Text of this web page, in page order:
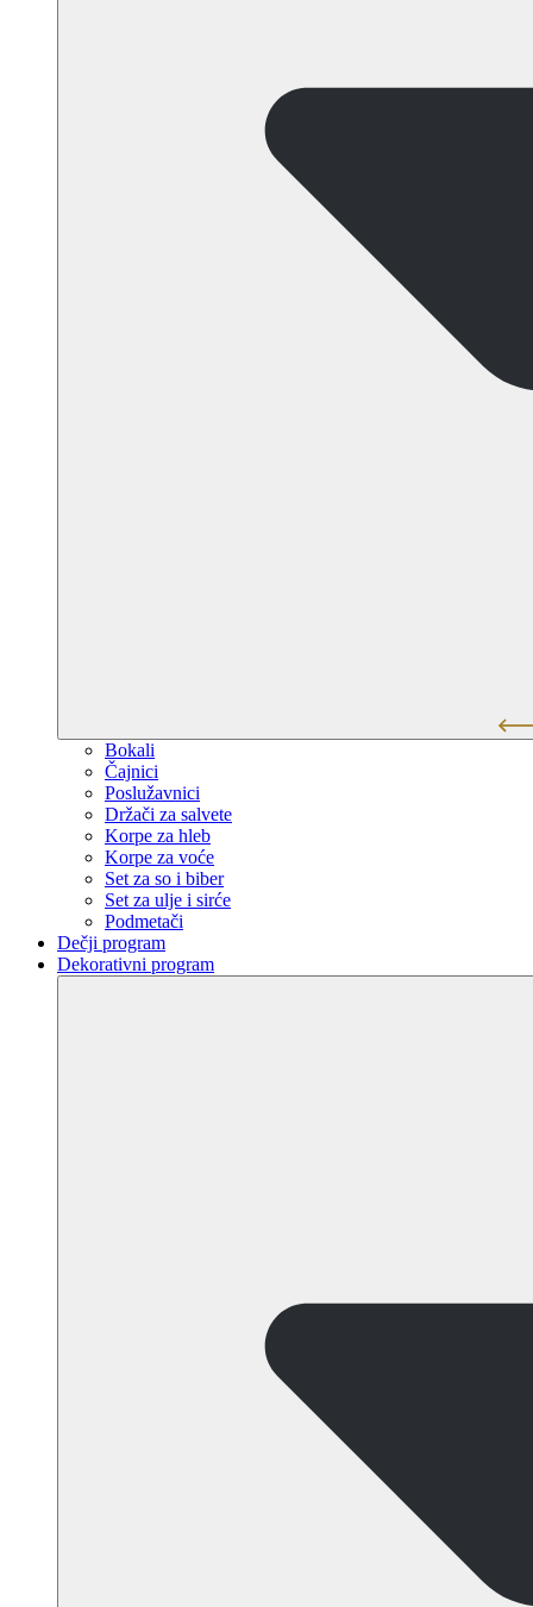
Bokali
Čajnici
Poslužavnici
Držači za salvete
Korpe za hleb
Korpe za voće
Set za so i biber
Set za ulje i sirće
Podmetači
Dečji program
Dekorativni program